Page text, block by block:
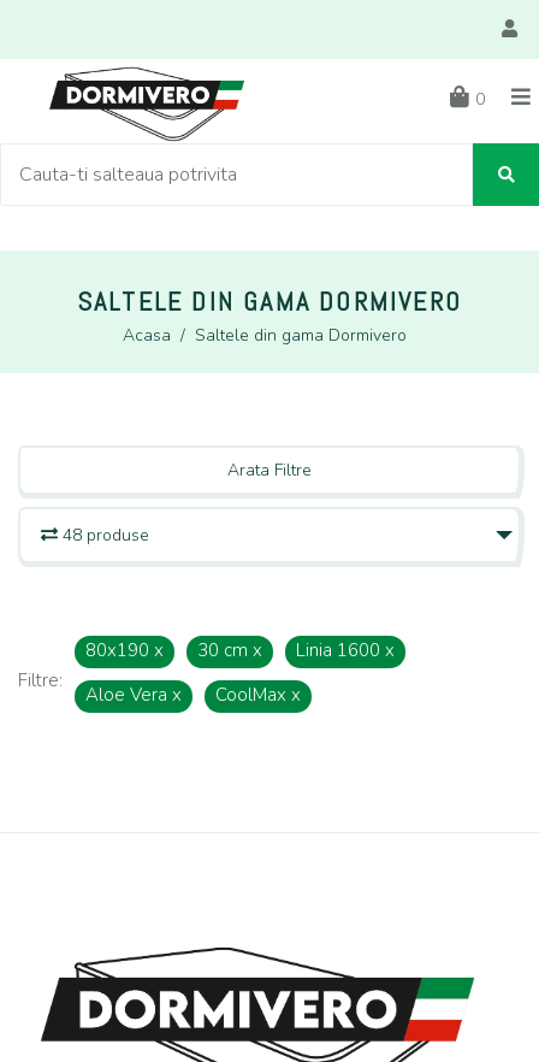
0
SALTELE DIN GAMA DORMIVERO
Acasa / Saltele din gama Dormivero
Arata Filtre
48 produse
Filtre:
80x190 x 30 cm x Linia 1600 x
Aloe Vera x CoolMax x